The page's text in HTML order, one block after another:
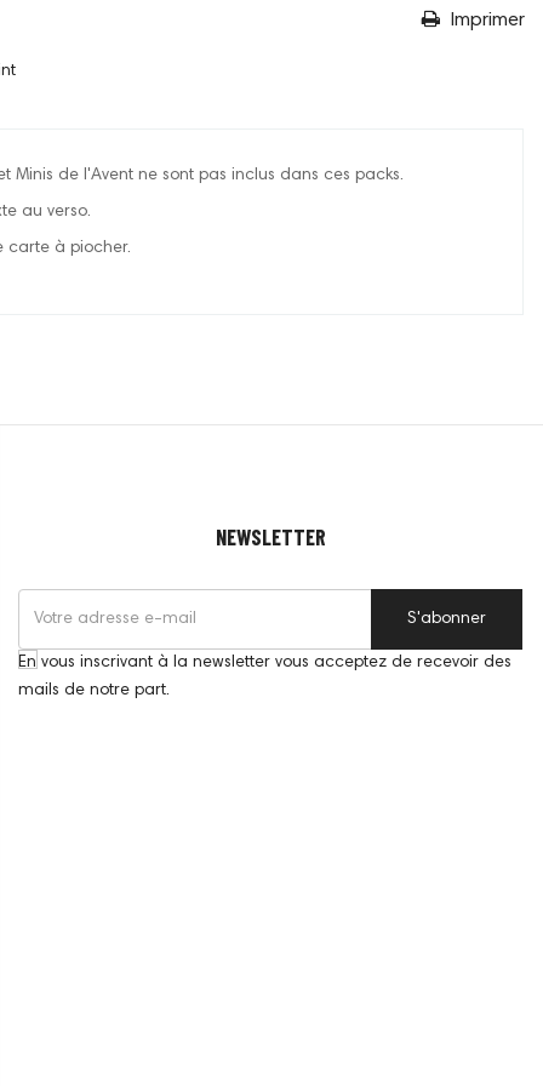
Imprimer
Minis de l'Avent ne sont pas inclus dans ces packs.
au verso.
carte à piocher.
NEWSLETTER
S'abonner
En vous inscrivant à la newsletter vous acceptez de recevoir des
mails de notre part.